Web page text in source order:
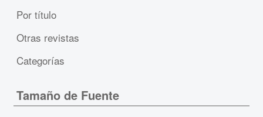
Por título
Otras revistas
Categorías
Tamaño de Fuente